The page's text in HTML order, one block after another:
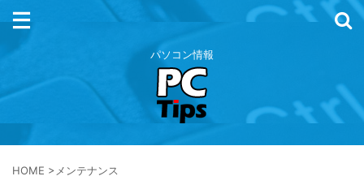
パソコン情報
HOME > メンテナンス